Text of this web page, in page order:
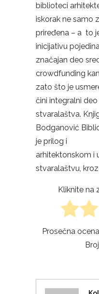
biblioteci
iskorak ne samo
priređena – a to
inicijativu
značajan deo
crowdfunding
zato što je
čini integralni
stvaralaštva.
Bodganović
je prilog i
arhitektonskom i
stvaralaštvu,
Kliknite na
Prosečna